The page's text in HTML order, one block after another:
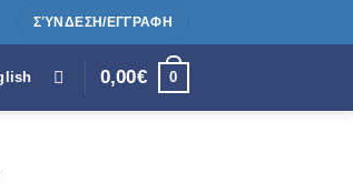
ΣΎΝΔΕΣΗ/ΕΓΓΡΑΦΗ
0,00€ 0